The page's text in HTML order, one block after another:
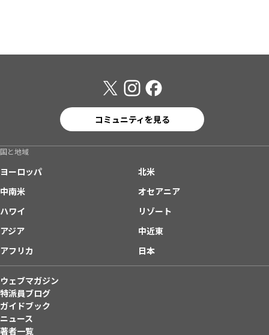
コミュニティを見る
国と地域
ヨーロッパ
北米
中南米
オセアニア
ハワイ
リゾート
アジア
中近東
アフリカ
日本
ウェブマガジン
特派員ブログ
ガイドブック
ニュース
著者一覧